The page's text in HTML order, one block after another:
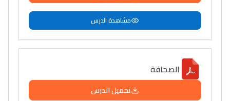
مشاهدة الدرس
الصحافة
تحميل الدرس